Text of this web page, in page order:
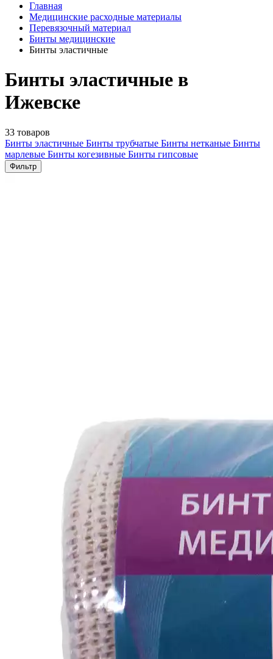
Главная
Медицинские расходные материалы
Перевязочный материал
Бинты медицинские
Бинты эластичные
Бинты эластичные в
Ижевске
33 товаров
Бинты эластичные Бинты трубчатые Бинты нетканые Бинты
марлевые Бинты когезивные Бинты гипсовые
Фильтр